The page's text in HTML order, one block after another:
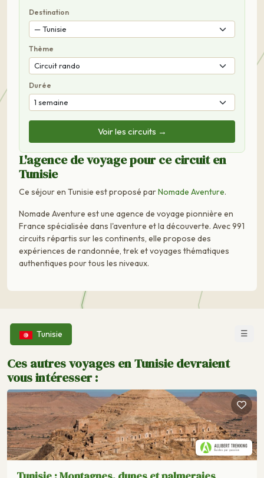
Destination
Thème
Durée
Voir les circuits →
L'agence de voyage pour ce circuit en
Tunisie
Ce séjour en Tunisie est proposé parNomade Aventure.
Nomade Aventure est une agence de voyage pionnière en
France spécialisée dans l'aventure et la découverte. Avec 991
circuits répartis sur les continents, elle propose des
expériences de randonnée, trek et voyages thématiques
authentiques pour tous les niveaux.
Tunisie ☰
Ces autres voyages en Tunisie devraient
vous intéresser :